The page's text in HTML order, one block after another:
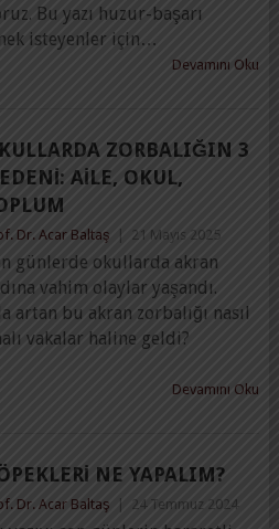
Bu yazı huzur-başarı
isteyenler için…
Devamını Oku
ZORBALIĞIN 3
AILE, OKUL,
Dr. Acar Baltaş 21 Mayıs 2025
günlerde okullarda akran
vahim olaylar yaşandı.
artan bu akran zorbalığı nasıl
vakalar haline geldi?
Devamını Oku
NE YAPALIM?
Dr. Acar Baltaş 24 Temmuz 2024